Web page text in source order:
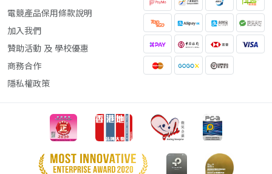
電競產品保用條款說明
加入我們
贊助活動 及 學校優惠
商務合作
隱私權政策